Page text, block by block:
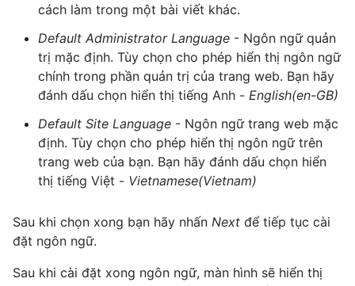
cách làm trong một bài viết khác.
Default Administrator Language - Ngôn ngữ quản
trị mặc định. Tùy chọn cho phép hiển thị ngôn ngữ
chính trong phần quản trị của trang web. Bạn hãy
đánh dấu chọn hiển thị tiếng Anh - English(en-GB)
Default Site Language - Ngôn ngữ trang web mặc
định. Tùy chọn cho phép hiển thị ngôn ngữ trên
trang web của bạn. Bạn hãy đánh dấu chọn hiển
thị tiếng Việt - Vietnamese(Vietnam)
Sau khi chọn xong bạn hãy nhấn Next để tiếp tục cài
đặt ngôn ngữ.
Sau khi cài đặt xong ngôn ngữ, màn hình sẽ hiển thị